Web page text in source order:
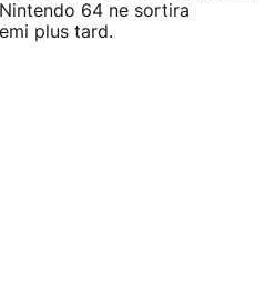
64 ne sortira
plus tard.